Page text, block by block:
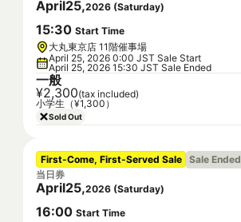
April25,2026 (Saturday)
15:30 Start Time
大丸東京店 11階催事場
April 25, 2026 0:00 JST Sale Start
April 25, 2026 15:30 JST Sale Ended
一般
¥2,300(tax included)
小学生（¥1,300）
Sold Out
First-Come, First-Served Sale Sale Ended
当日券
April25,2026 (Saturday)
16:00 Start Time